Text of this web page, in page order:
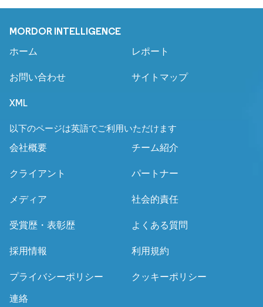
MORDOR INTELLIGENCE
ホーム レポート
お問い合わせ サイトマップ
XML
以下のページは英語でご利用いただけます
会社概要
チーム紹介
クライアント パートナー
メディア 社会的責任
受賞歴・表彰歴 よくある質問
採用情報 利用規約
プライバシーポリシー クッキーポリシー
連絡